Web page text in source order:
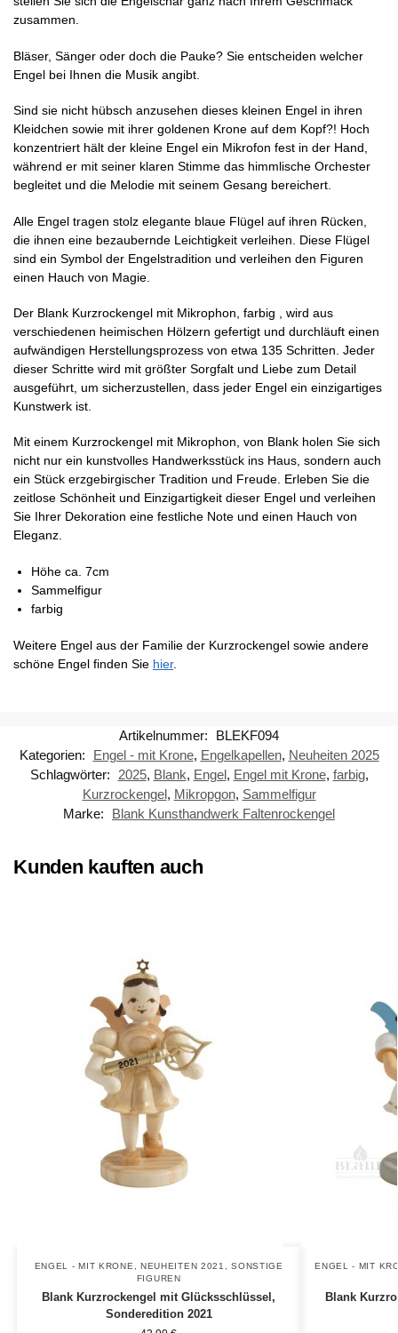
zusammen.
Bläser, Sänger oder doch die Pauke? Sie entscheiden welcher
Engel bei Ihnen die Musik angibt.
Sind sie nicht hübsch anzusehen dieses kleinen Engel in ihren
Kleidchen sowie mit ihrer goldenen Krone auf dem Kopf?! Hoch
konzentriert hält der kleine Engel ein Mikrofon fest in der Hand,
während er mit seiner klaren Stimme das himmlische Orchester
begleitet und die Melodie mit seinem Gesang bereichert.
Alle Engel tragen stolz elegante blaue Flügel auf ihren Rücken,
die ihnen eine bezaubernde Leichtigkeit verleihen. Diese Flügel
sind ein Symbol der Engelstradition und verleihen den Figuren
einen Hauch von Magie.
Der Blank Kurzrockengel mit Mikrophon, farbig , wird aus
verschiedenen heimischen Hölzern gefertigt und durchläuft einen
aufwändigen Herstellungsprozess von etwa 135 Schritten. Jeder
dieser Schritte wird mit größter Sorgfalt und Liebe zum Detail
ausgeführt, um sicherzustellen, dass jeder Engel ein einzigartiges
Kunstwerk ist.
Mit einem Kurzrockengel mit Mikrophon, von Blank holen Sie sich
nicht nur ein kunstvolles Handwerksstück ins Haus, sondern auch
ein Stück erzgebirgischer Tradition und Freude. Erleben Sie die
zeitlose Schönheit und Einzigartigkeit dieser Engel und verleihen
Sie Ihrer Dekoration eine festliche Note und einen Hauch von
Eleganz.
Höhe ca. 7cm
Sammelfigur
farbig
Weitere Engel aus der Familie der Kurzrockengel sowie andere
schöne Engel finden Sie hier.
Artikelnummer:
BLEKF094
Kategorien:
Engel - mit Krone, Engelkapellen, Neuheiten 2025
Schlagwörter:
2025, Blank, Engel, Engel mit Krone, farbig,
Kurzrockengel, Mikropgon, Sammelfigur
Marke:
Blank Kunsthandwerk Faltenrockengel
Kunden kauften auch
ENGEL - MIT KRONE NEUHEITEN 2021 ,SONSTIGE
FIGUREN
Blank Kurzrockengel mit Glücksschlüssel,
Sonderedition 2021
ENGEL - MIT
Blank